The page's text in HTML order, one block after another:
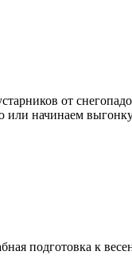
от
или начинаем
подготовка к